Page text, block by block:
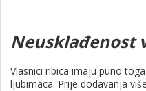
Neusklađenost
Vlasnici ribica imaju puno
ljubimaca. Prije dodavanja